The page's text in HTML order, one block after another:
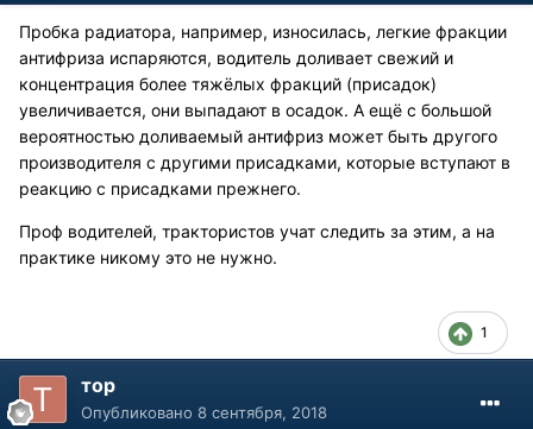
Пробка радиатора, например, износилась, легкие фракции
антифриза испаряются, водитель доливает свежий и
концентрация более тяжёлых фракций (присадок)
увеличивается, они выпадают в осадок. А ещё с большой
вероятностью доливаемый антифриз может быть другого
производителя с другими присадками, которые вступают в
реакцию с присадками прежнего.
Проф водителей, трактористов учат следить за этим, а на
практике никому это не нужно.
1
тор
Опубликовано 8 сентября, 2018